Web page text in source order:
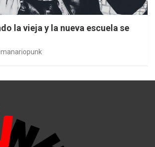
la vieja y la nueva escuela se